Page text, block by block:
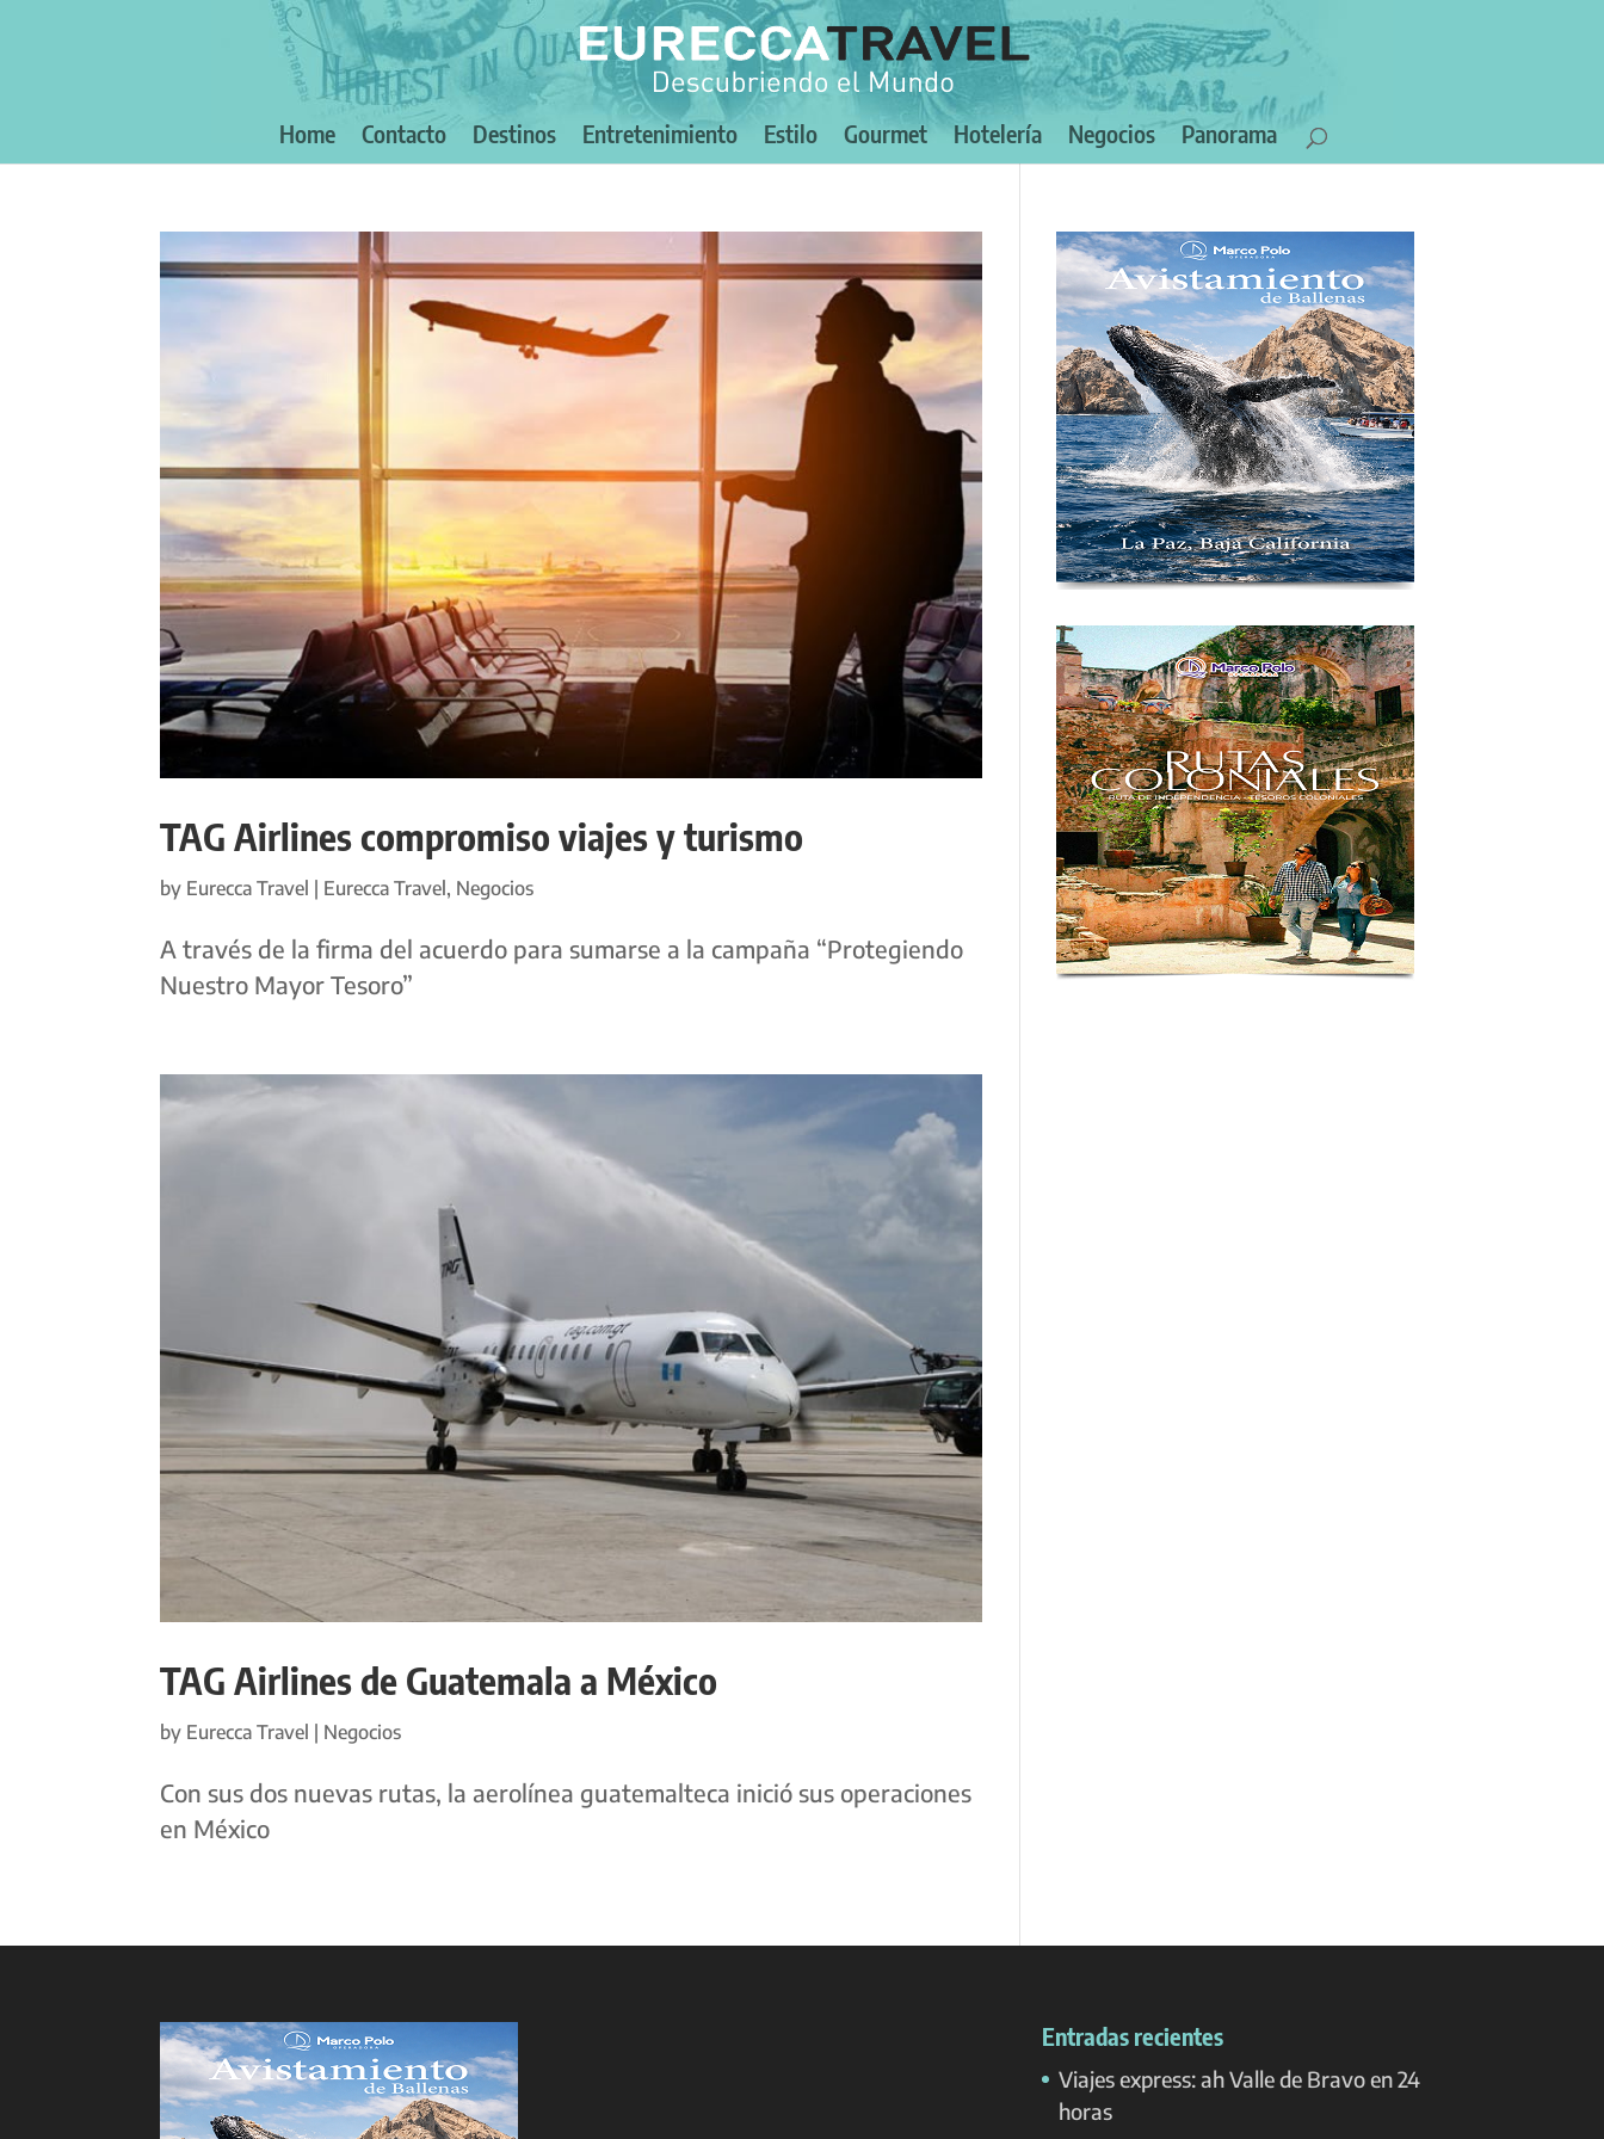
Home Contacto Destinos Entretenimiento Estilo Gourmet Hotelería Negocios Panorama
TAG Airlines compromiso viajes y turismo
by Eurecca Travel Eurecca Travel , Negocios
A través de la firma del acuerdo para sumarse a la campaña “Protegiendo
Nuestro Mayor Tesoro”
TAG Airlines de Guatemala a México
by Eurecca Travel | Negocios
Con sus dos nuevas rutas, la aerolínea guatemalteca inició sus operaciones
en México
Entradas recientes
Viajes express: ah Valle de Bravo en 24
horas